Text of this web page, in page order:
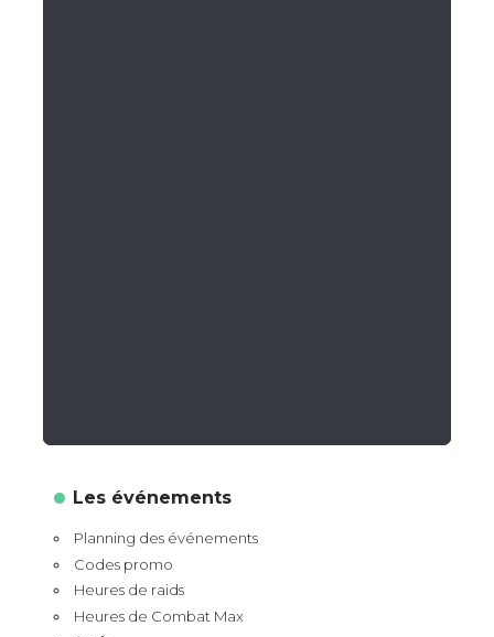
Les événements
Planning des événements
Codes promo
Heures de raids
Heures de Combat Max